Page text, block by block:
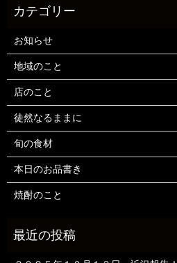
お知らせ
地域のこと
店のこと
徒然なるままに
旬の食材
本日のお品書き
焼酎のこと